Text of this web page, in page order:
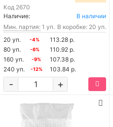
Код 2670
Наличие:
В наличии
Мин. партия: 1 уп. В коробке: 20 уп.
20 уп.
-4%
113.28 р.
80 уп.
-6%
110.92 р.
160 уп.
-9%
107.38 р.
240 уп.
-12% 103.84 р.
+
-